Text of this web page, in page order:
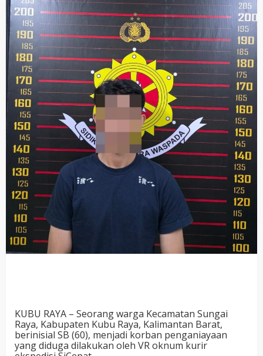
KUBU RAYA – Seorang warga Kecamatan Sungai
Raya, Kabupaten Kubu Raya, Kalimantan Barat,
berinisial SB (60), menjadi korban penganiayaan
yang diduga dilakukan oleh VR oknum kurir